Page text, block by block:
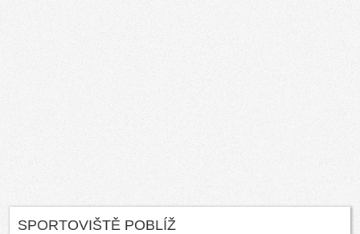
SPORTOVIŠTĚ POBLÍŽ